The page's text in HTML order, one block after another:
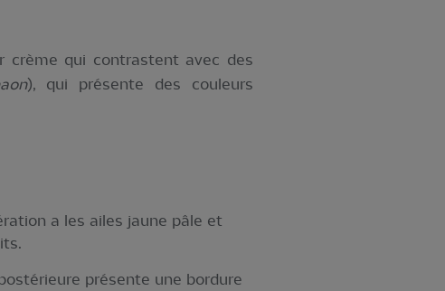
crème qui contrastent avec des
), qui présente des couleurs
a les ailes jaune pâle et
présente une bordure